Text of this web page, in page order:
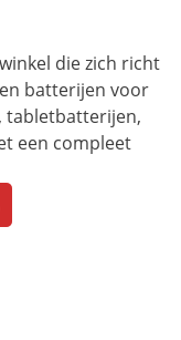
die zich richt
batterijen voor
tabletbatterijen,
een compleet